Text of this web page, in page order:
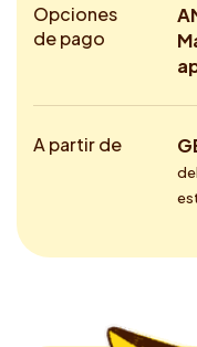
Opciones
de pago
A partir de